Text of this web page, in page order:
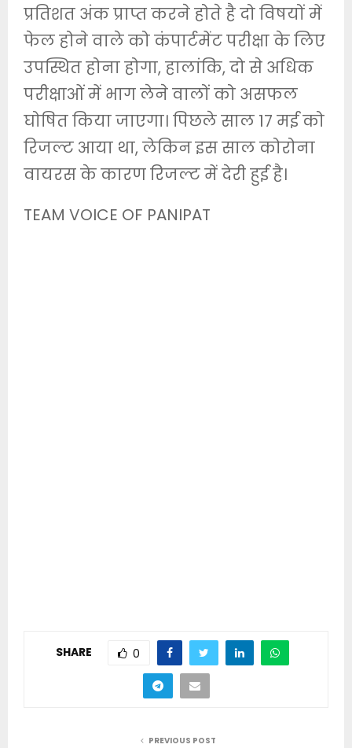
प्रतिशत अंक प्राप्त करने होते है दो विषयों में
फेल होने वाले को कंपार्टमेंट परीक्षा के लिए
उपस्थित होना होगा, हालांकि, दो से अधिक
परीक्षाओं में भाग लेने वालों को असफल
घोषित किया जाएगा। पिछले साल 17 मई को
रिजल्ट आया था, लेकिन इस साल कोरोना
वायरस के कारण रिजल्ट में देरी हुई है।
TEAM VOICE OF PANIPAT
SHARE 0
PREVIOUS POST